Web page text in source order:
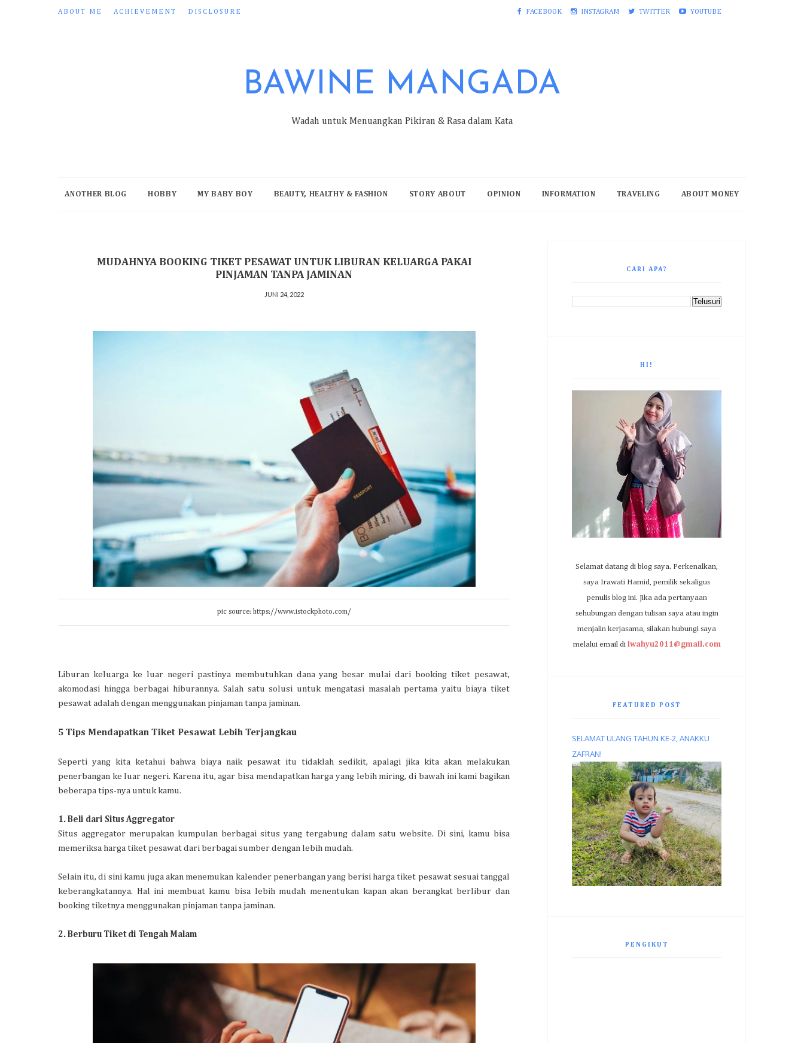
ABOUT ME ACHIEVEMENT DISCLOSURE FACEBOOK INSTAGRAM TWITTER YOUTUBE
BAWINE MANGADA
Wadah untuk Menuangkan Pikiran & Rasa dalam Kata
ANOTHER BLOG HOBBY MY BABY BOY BEAUTY, HEALTHY & FASHION STORY ABOUT OPINION INFORMATION TRAVELING ABOUT MONEY
MUDAHNYA BOOKING TIKET PESAWAT UNTUK LIBURAN KELUARGA PAKAI
PINJAMAN TANPA JAMINAN
JUNI 24, 2022
pic source: https://www.istockphoto.com/
Liburan keluarga ke luar negeri pastinya membutuhkan dana yang besar mulai dari booking tiket pesawat,
akomodasi hingga berbagai hiburannya. Salah satu solusi untuk mengatasi masalah pertama yaitu biaya tiket
pesawat adalah dengan menggunakan pinjaman tanpa jaminan.
5 Tips Mendapatkan Tiket Pesawat Lebih Terjangkau
Seperti yang kita ketahui bahwa biaya naik pesawat itu tidaklah sedikit, apalagi jika kita akan melakukan
penerbangan ke luar negeri. Karena itu, agar bisa mendapatkan harga yang lebih miring, di bawah ini kami bagikan
beberapa tips-nya untuk kamu.
1. Beli dari Situs Aggregator
Situs aggregator merupakan kumpulan berbagai situs yang tergabung dalam satu website. Di sini, kamu bisa
memeriksa harga tiket pesawat dari berbagai sumber dengan lebih mudah.
Selain itu, di sini kamu juga akan menemukan kalender penerbangan yang berisi harga tiket pesawat sesuai tanggal
keberangkatannya. Hal ini membuat kamu bisa lebih mudah menentukan kapan akan berangkat berlibur dan
booking tiketnya menggunakan pinjaman tanpa jaminan.
2. Berburu Tiket di Tengah Malam
CARI APA?
HI!
Selamat datang di blog saya. Perkenalkan,
saya Irawati Hamid, pemilik sekaligus
penulis blog ini. Jika ada pertanyaan
sehubungan dengan tulisan saya atau ingin
menjalin kerjasama, silakan hubungi saya
melalui email di iwahyu2011@gmail.com
FEATURED POST
SELAMAT ULANG TAHUN KE-2, ANAKKU
ZAFRAN!
PENGIKUT